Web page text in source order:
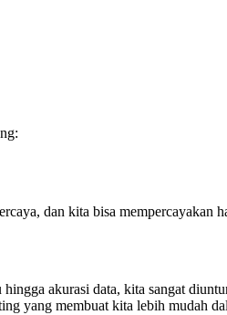
dan kita bisa mempercayakan
akurasi data, kita sangat
yang membuat kita lebih mudah